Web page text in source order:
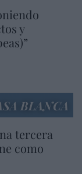
y
BLANCA
tercera
como